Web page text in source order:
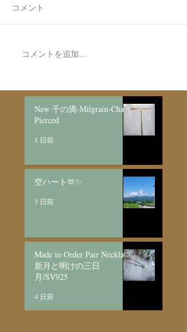
コメント
コメントを追加…
New 千の滴-Milgrain-Chain
Pierced
1 日前
空ハート🫶✨
3 日前
Made to Order Pair Necklace
新月と明けの三日
月/SV925
4 日前